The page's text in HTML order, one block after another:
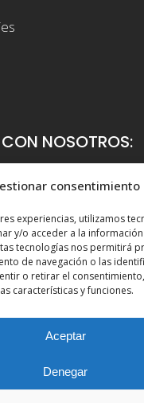
consentimiento
experiencias, utilizamos
y/o acceder a la
tecnologías nos permitirá
de navegación o las
o retirar el
características y funciones.
Aceptar
Denegar
NOSOTROS: